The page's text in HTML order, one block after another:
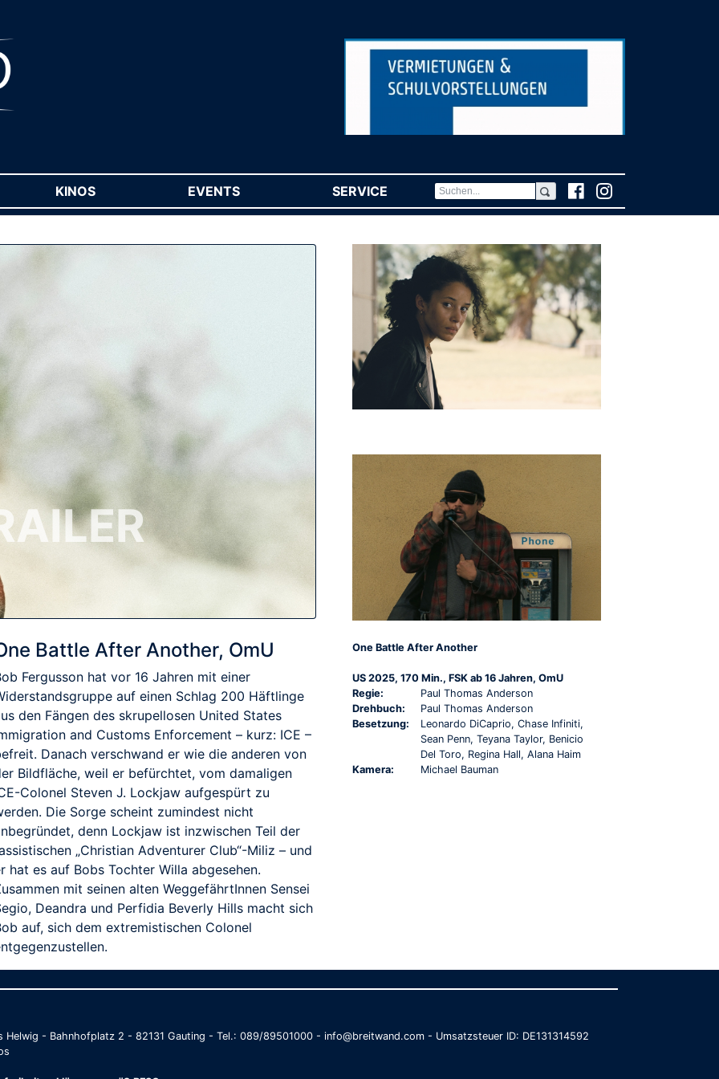
KINOS EVENTS SERVICE (CURRENT)
Battle After Another, OmU
Fergusson hat vor 16 Jahren mit einer
auf einen Schlag 200 Häftlinge
den Fängen des skrupellosen United States
and Customs Enforcement – kurz: ICE –
Danach verschwand er wie die anderen von
Bildfläche, weil er befürchtet, vom damaligen
Colonel Steven J. Lockjaw aufgespürt zu
Die Sorge scheint zumindest nicht
denn Lockjaw ist inzwischen Teil der
„Christian Adventurer Club“-Miliz – und
hat es auf Bobs Tochter Willa abgesehen.
mit seinen alten WeggefährtInnen Sensei
Deandra und Perfidia Beverly Hills macht sich
auf, sich dem extremistischen Colonel
One Battle After Another
US 2025, 170 Min., FSK ab 16 Jahren, OmU
Regie:
Paul Thomas Anderson
Drehbuch:
Paul Thomas Anderson
Besetzung:
Leonardo DiCaprio, Chase Infiniti,
Sean Penn, Teyana Taylor, Benicio
Del Toro, Regina Hall, Alana Haim
Kamera:
Michael Bauman
- Bahnhofplatz 2 - 82131 Gauting - Tel.: 089/89501000 - info@breitwand.com - Umsatzsteuer ID: DE131314592